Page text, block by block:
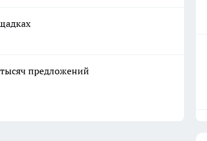
предложений